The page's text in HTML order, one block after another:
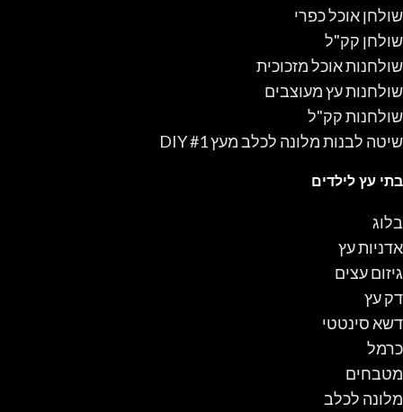
שולחן אוכל כפרי
שולחן קק"ל
שולחנות אוכל מזכוכית
שולחנות עץ מעוצבים
שולחנות קק"ל
שיטה לבנות מלונה לכלב מעץ #1 DIY
בתי עץ לילדים
בלוג
אדניות עץ
גיזום עצים
דק עץ
דשא סינטטי
כרמל
מטבחים
מלונה לכלב